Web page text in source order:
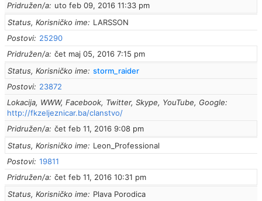
Pridružen/a
uto feb 09, 2016 11:33 pm
Status, Korisničko ime
LARSSON
Postovi
25290
Pridružen/a čet maj 05, 2016 7:15 pm
Status, Korisničko ime
storm_raider
Postovi
23872
Lokacija, WWW, Facebook, Twitter, Skype, YouTube, Google
http://fkzeljeznicar.ba/clanstvo/
Pridružen/a čet feb 11, 2016 9:08 pm
Status, Korisničko ime
Leon_Professional
Postovi 19811
Pridružen/a čet feb 11, 2016 10:31 pm
Status, Korisničko ime
Plava Porodica